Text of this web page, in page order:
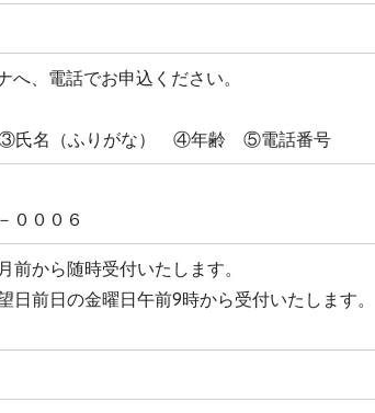
へ、 電話でお申込ください。
氏名（ふりがな） ④年齢 ⑤電話番号
０００６
前から随時受付いたします。
前日の金曜日午前9時から受付いたします。